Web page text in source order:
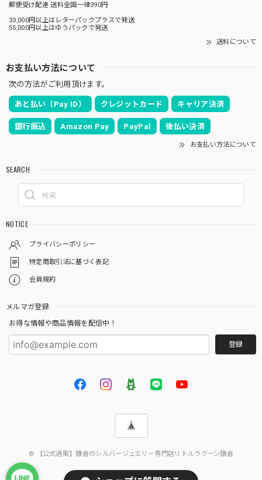
郵便受け配達 送料全国一律390円
33,000円以上はレターパックプラスで発送
55,000円以上はゆうパックで発送
送料について
お支払い方法について
次の方法がご利用頂けます。
あと払い（Pay ID） クレジットカード キャリア決済
銀行振込 Amazon Pay PayPal 後払い決済
お支払い方法について
SEARCH
NOTICE
プライバシーポリシー
特定商取引法に基づく表記
会員規約
メルマガ登録
お得な情報や商品情報を配信中！
登録
© 【公式通販】鎌倉のシルバージュエリー専門店リトルラグーン鎌倉